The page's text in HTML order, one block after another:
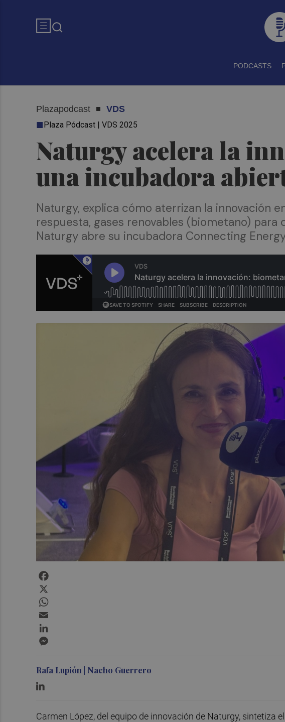
PODCASTS
Plazapodcast VDS
Naturgy acelera la
una incubadora
Plaza Pódcast | VDS 2025
Naturgy, explica cómo aterrizan la innovación
respuesta, gases renovables (biometano)
Naturgy abre su incubadora Connecting
Rafa Lupión | Nacho Guerrero
Carmen López, del equipo de innovación de Naturgy, sintetiza